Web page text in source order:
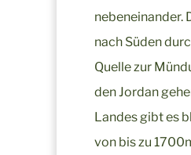
nebeneinander.
nach Süden
Quelle zur
den Jordan
Landes gibt es
von bis zu